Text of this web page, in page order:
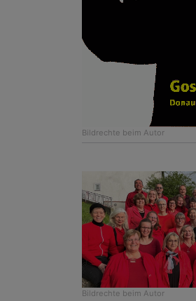
Bildrechte beim Autor
Bildrechte beim Autor